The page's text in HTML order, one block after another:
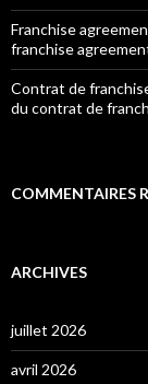
Franchise
franchise
Contrat de
du contrat de
COMMENTAIRES
ARCHIVES
juillet 2026
avril 2026